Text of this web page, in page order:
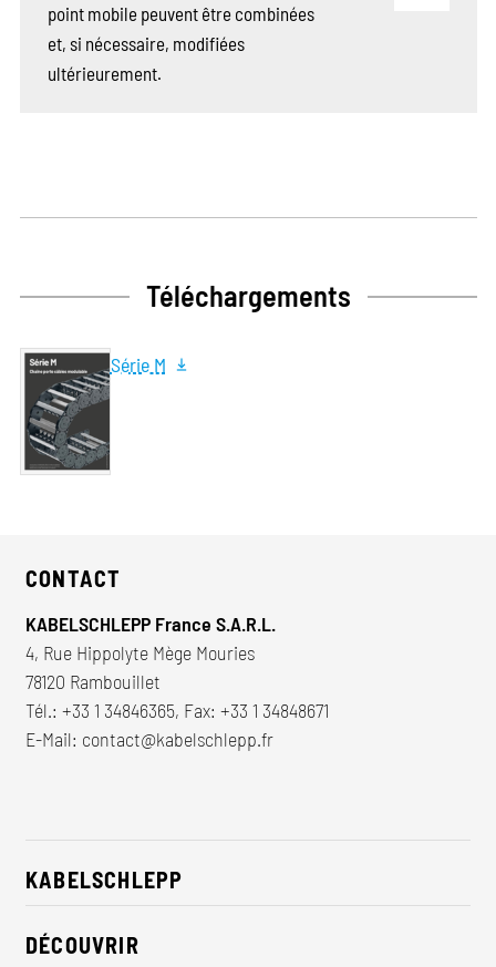
point mobile peuvent être combinées
et, si nécessaire, modifiées
ultérieurement.
Téléchargements
Série M
CONTACT
KABELSCHLEPP France S.A.R.L.
4, Rue Hippolyte Mège Mouries
78120 Rambouillet
Tél.: +33 1 34846365, Fax: +33 1 34848671
E-Mail: contact@kabelschlepp.fr
KABELSCHLEPP
À propos de nous
DÉCOUVRIR